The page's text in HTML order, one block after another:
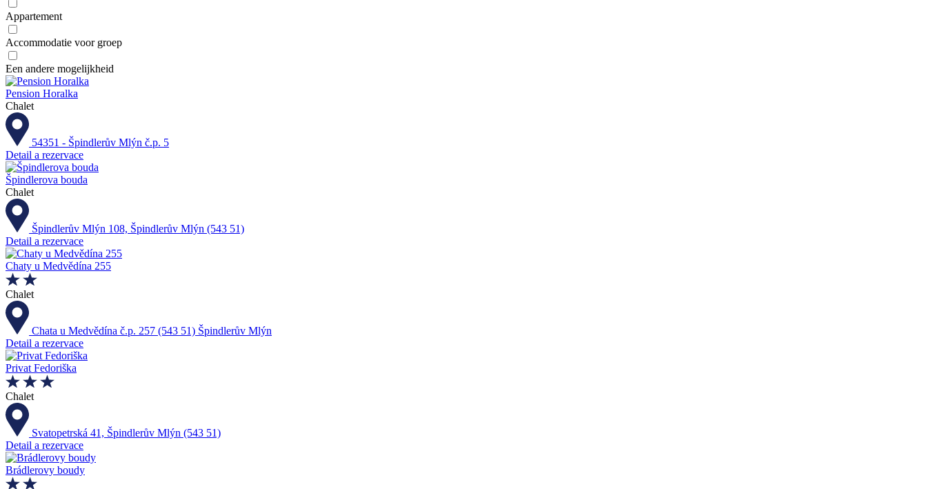
Appartement
Accommodatie voor groep
Een andere mogelijkheid
Pension Horalka
Chalet
54351 - Špindlerův Mlýn č.p. 5
Detail a rezervace
Špindlerova bouda
Chalet
Špindlerův Mlýn 108, Špindlerův Mlýn (543 51)
Detail a rezervace
Chaty u Medvědína 255
Chalet
Chata u Medvědína č.p. 257 (543 51) Špindlerův Mlýn
Detail a rezervace
Privat Fedoriška
Chalet
Svatopetrská 41, Špindlerův Mlýn (543 51)
Detail a rezervace
Brádlerovy boudy